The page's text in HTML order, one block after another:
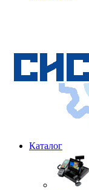
Каталог